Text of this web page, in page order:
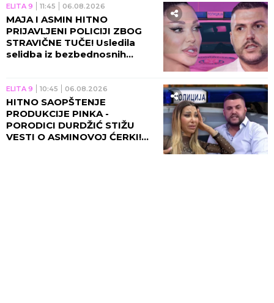
ELITA 9 11:45 06.08.2026
MAJA I ASMIN HITNO
PRIJAVLJENI POLICIJI ZBOG
STRAVIČNE TUČE! Usledila
selidba iz bezbednosnih
ELITA 9 10:45 06.08.2026
HITNO SAOPŠTENJE
PRODUKCIJE PINKA -
PORODICI DURDŽIĆ STIŽU
VESTI O ASMINOVOJ ĆERKI!